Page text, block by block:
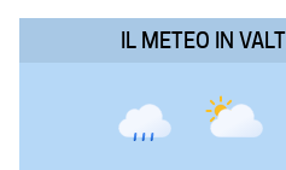
IL METEO IN